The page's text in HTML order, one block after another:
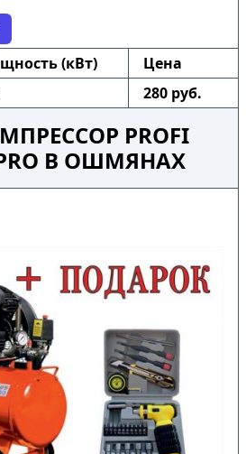
(кВт)
Цена
280 руб.
PROFI
PRO В ОШМЯНАХ